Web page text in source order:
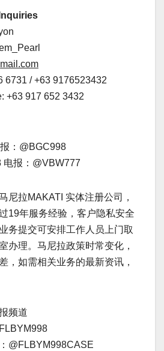
6731 / +63 9176523432
+63 917 652 3432
：@BGC998
电报：@VBW777
尼拉MAKATI 实体注册公司，
19年服务经验，客户隐私安全
务提交可安排工作人员上门取
办理。马尼拉政策时常变化，
，如需相关业务的最新资讯，
频道
@FLBYM998CASE